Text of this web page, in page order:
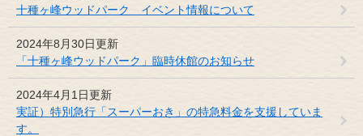
十種ヶ峰ウッドパーク イベント情報について
2024年8月30日更新
「十種ヶ峰ウッドパーク」臨時休館のお知らせ
2024年4月1日更新
実証）特別急行「スーパーおき」の特急料金を支援していま
す。